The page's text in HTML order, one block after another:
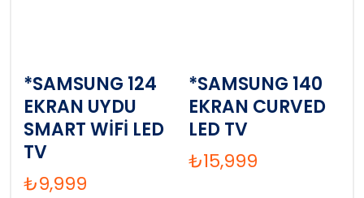
*SAMSUNG 124
EKRAN UYDU
SMART WİFİ LED
TV
₺9,999
*SAMSUNG 140
EKRAN CURVED
LED TV
₺15,999